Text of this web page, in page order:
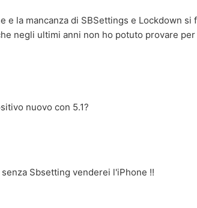
e la mancanza di SBSettings e Lockdown
negli ultimi anni non ho potuto provare
nuovo con 5.1?
Sbsetting venderei l'iPhone !!